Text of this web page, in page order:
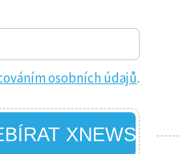
osobních údajů.
XNEWS